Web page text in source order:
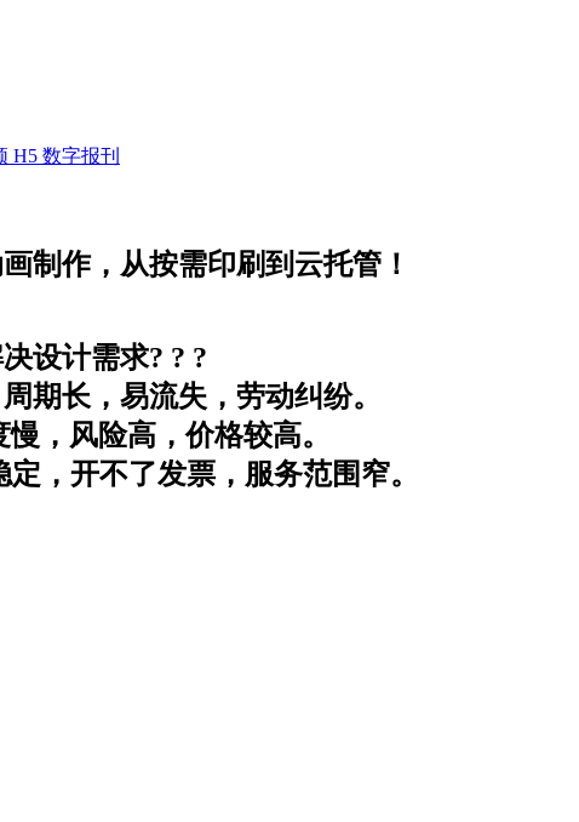
H5 数字报刊
制作，从按需印刷到云托管！
设计需求? ? ?
期长，易流失，劳动纠纷。
，风险高，价格较高。
，开不了发票，服务范围窄。